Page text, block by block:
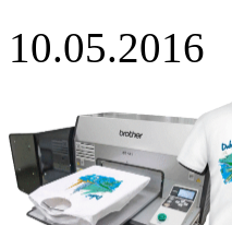
10.05.2016